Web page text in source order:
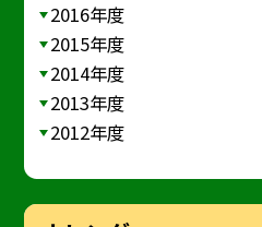
2016年度
2015年度
2014年度
2013年度
2012年度